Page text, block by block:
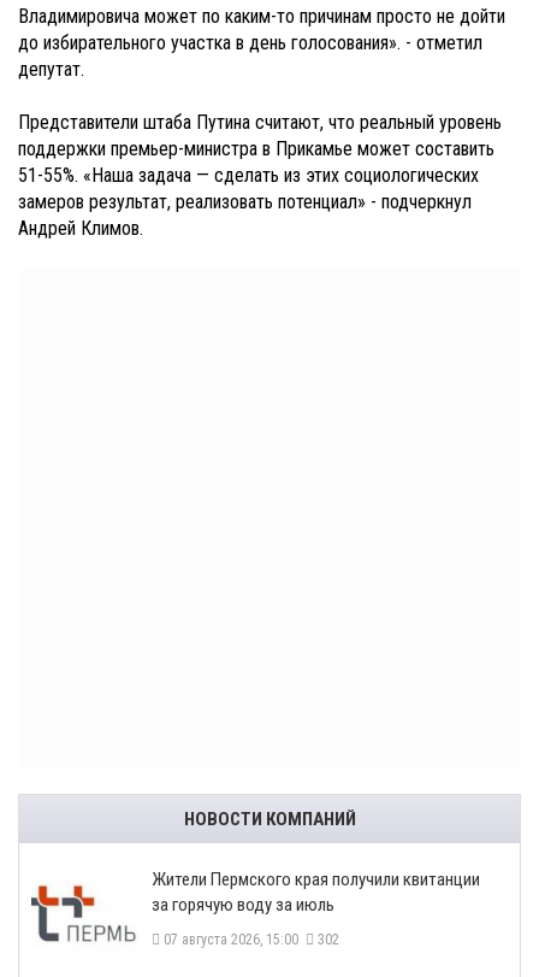
Владимировича может по каким-то причинам просто не дойти
до избирательного участка в день голосования». - отметил
депутат.
Представители штаба Путина считают, что реальный уровень
поддержки премьер-министра в Прикамье может составить
51-55%. «Наша задача — сделать из этих социологических
замеров результат, реализовать потенциал» - подчеркнул
Андрей Климов.
НОВОСТИ КОМПАНИЙ
​Жители Пермского края получили квитанции
за горячую воду за июль
07 августа 2026, 15:00 302